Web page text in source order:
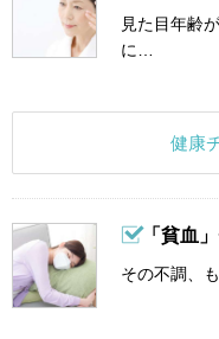
見た目年齢
に…
健康
「貧血
その不調、